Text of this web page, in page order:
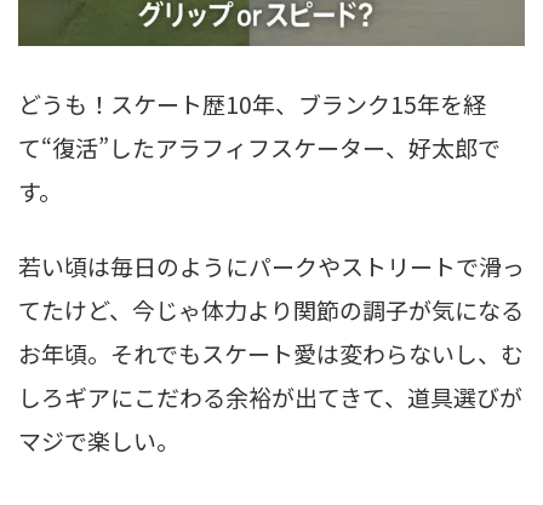
どうも！スケート歴10年、ブランク15年を経
て“復活”したアラフィフスケーター、好太郎で
す。
若い頃は毎日のようにパークやストリートで滑っ
てたけど、今じゃ体力より関節の調子が気になる
お年頃。それでもスケート愛は変わらないし、む
しろギアにこだわる余裕が出てきて、道具選びが
マジで楽しい。